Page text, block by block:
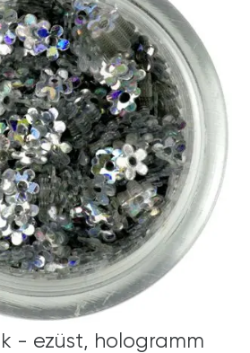
- ezüst, hologramm